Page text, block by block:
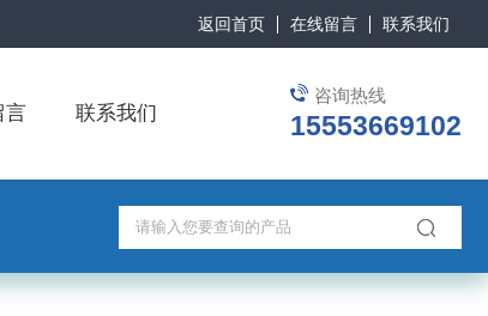
返回首页 在线留言 联系我们
咨询热线
15553669102
言 联系我们